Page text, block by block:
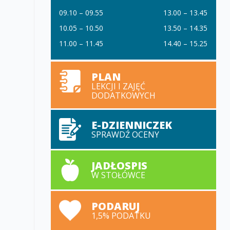
09.10 – 09.55
10.05 – 10.50
11.00 – 11.45
13.00 – 13.45
13.50 – 14.35
14.40 – 15.25
PLAN
LEKCJI I ZAJĘĆ
DODATKOWYCH
E-DZIENNICZEK
SPRAWDŹ OCENY
JADŁOSPIS
W STOŁÓWCE
PODARUJ
1,5% PODATKU